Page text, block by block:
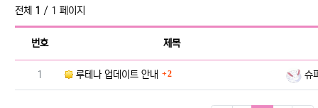
전체 1 / 1 페이지
번호 제목
번호
1 루테나 업데이트 안내 댓글
2 등록자
슈